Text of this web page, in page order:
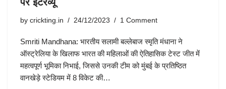
by crickting.in 24/12/2023 1 Comment
Smriti Mandhana: भारतीय सलामी बल्लेबाज स्मृति मंधाना ने
ऑस्ट्रेलिया के खिलाफ भारत की महिलाओं की ऐतिहासिक टेस्ट जीत में
महत्वपूर्ण भूमिका निभाई, जिससे उनकी टीम को मुंबई के प्रतिष्ठित
वानखेड़े स्टेडियम में 8 विकेट की…